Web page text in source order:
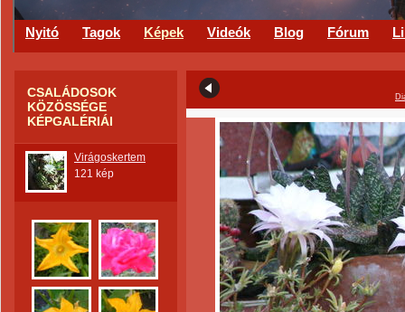
Nyitó Tagok Képek Videók Blog Fórum
CSALÁDOSOK
KÖZÖSSÉGE
KÉPGALÉRIÁI
Virágoskertem
121 kép